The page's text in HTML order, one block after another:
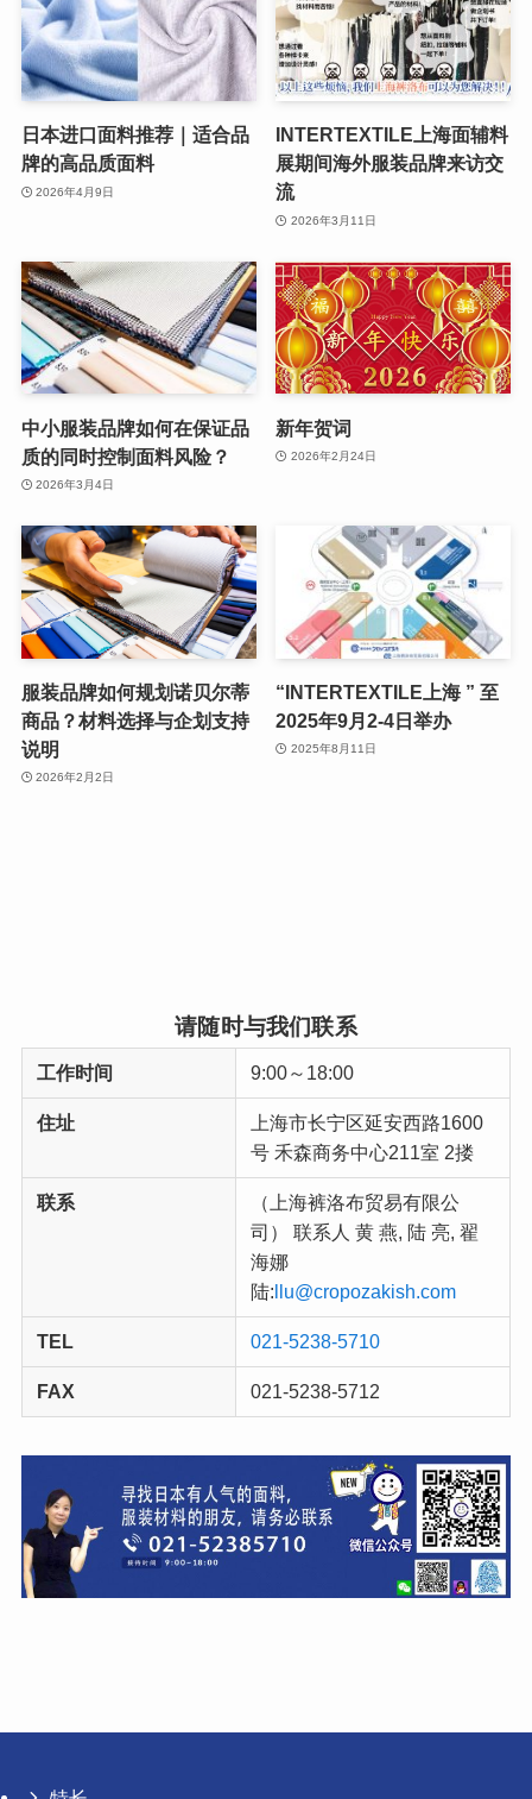
日本进口面料推荐｜适合品
牌的高品质面料
2026年4月9日
INTERTEXTILE上海面辅料
展期间海外服装品牌来访交
流
2026年3月11日
中小服装品牌如何在保证品
质的同时控制面料风险？
2026年3月4日
新年贺词
2026年2月24日
服装品牌如何规划诺贝尔蒂
商品？材料选择与企划支持
说明
2026年2月2日
“INTERTEXTILE上海 ” 至
2025年9月2-4日举办
2025年8月11日
请随时与我们联系
工作时间 9:00～18:00
住址
上海市长宁区延安西路1600
号 禾森商务中心211室 2搂
联系
（上海裤洛布贸易有限公
司） 联系人 黄 燕, 陆 亮, 翟
海娜
陆:llu@cropozakish.com
TEL 021-5238-5710
FAX 021-5238-5712